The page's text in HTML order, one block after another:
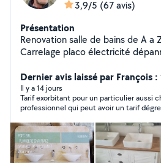
3,9/5 (67 avis)
Présentation
Renovation salle de bains de A a
Carrelage placo électricité dépannage de plomberie
remplacement devis plomberie sanitaire Chauffage
zinguerie
Dernier avis laissé par François :
Il y a 14 jours
Tarif exorbitant pour un particulier aussi
professionnel qui peut avoir un tarif
déplacement à moins de 5 km.